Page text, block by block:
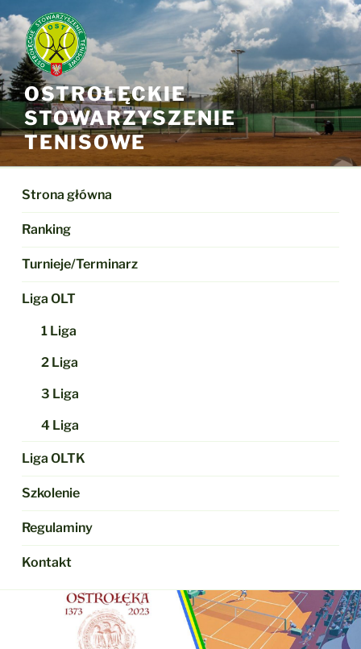
do
treści
OSTROŁĘCKIE
STOWARZYSZENIE
TENISOWE
Strona główna
Ranking
Turnieje/Terminarz
Liga OLT
1 Liga
2 Liga
3 Liga
4 Liga
Liga OLTK
Szkolenie
Regulaminy
Kontakt